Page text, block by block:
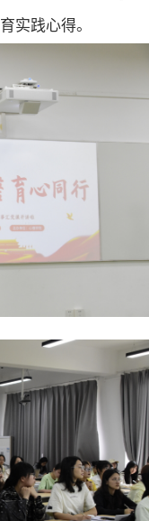
实践心得。